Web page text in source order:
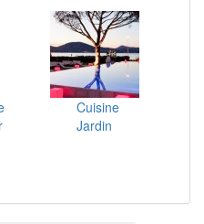
Cuisine
Jardin